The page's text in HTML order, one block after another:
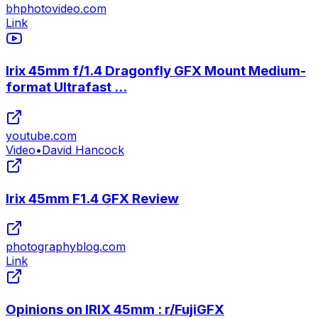
bhphotovideo.com
Link
Irix 45mm f/1.4 Dragonfly GFX Mount Medium-
format Ultrafast ...
youtube.com
Video•David Hancock
Irix 45mm F1.4 GFX Review
photographyblog.com
Link
Opinions on IRIX 45mm : r/FujiGFX